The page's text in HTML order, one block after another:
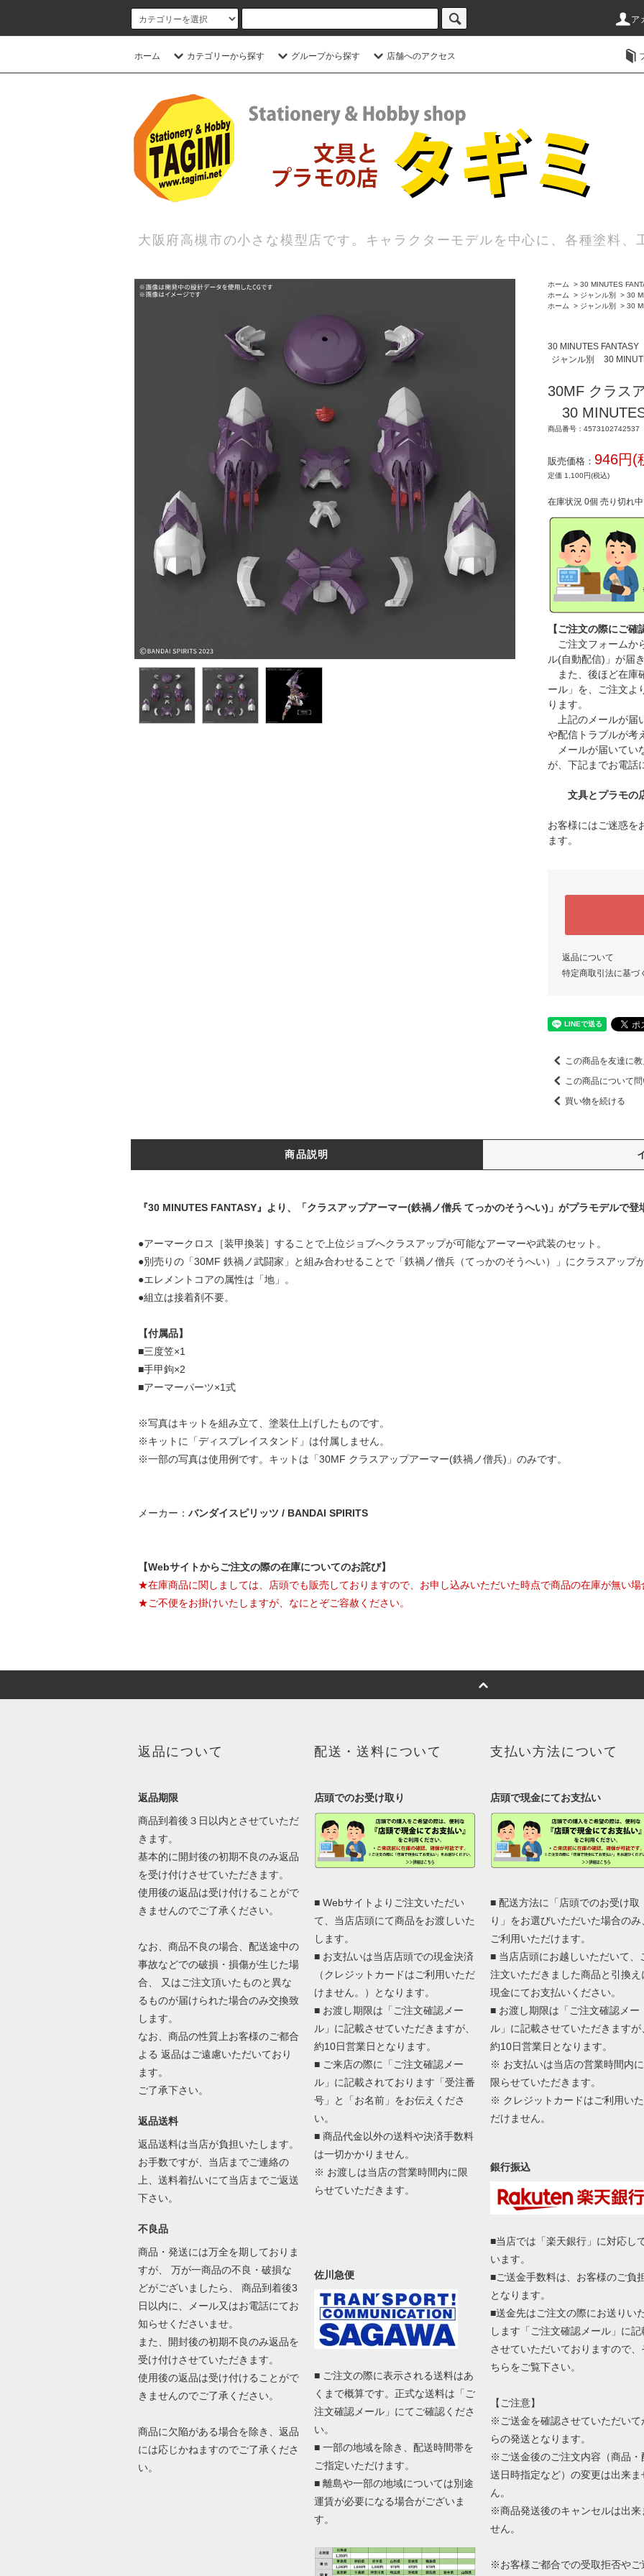
ア
ホーム カテゴリーから探す グループから探す 店舗へのアクセス
大阪府高槻市の小さな模型店です。キャラクターモデルを中心に、各種塗料、
ホーム > 30 MINUTES
ホーム
> ジャンル別 > 30
ホーム
> ジャンル別 > 30
30 MINUTES FANTASY
ジャンル別
30
30MF クラス
30
商品番号：4573102742537
販売価格： 946円(
定価 1,100円(税込)
在庫状況 0個 売り切れ
【ご注文の際にご確
ご注文フォームか
ル(自動配信)」が届き
また、後ほど在庫
ール」を、ご注文よ
ります。
上記のメールが届
や配信トラブルが考
メールが届いてい
が、下記までお電話
文具とプラモ
お客様にはご迷惑を
ます。
返品について
特定商取引法に基づ
この商品を友達に教
この商品について
買い物を続ける
商品説明
『30 MINUTES FANTASY』より、「クラスアップアーマー(鉄禍ノ僧兵 てっかのそうへい)」がプラモデルで登
●アーマークロス［装甲換装］することで上位ジョブへクラスアップが可能なアーマーや武装のセット。
●別売りの「30MF 鉄禍ノ武闘家」と組み合わせることで「鉄禍ノ僧兵（てっかのそうへい）」にクラスアップが
●エレメントコアの属性は「地」。
●組立は接着剤不要。
【付属品】
■三度笠×1
■手甲鉤×2
■アーマーパーツ×1式
※写真はキットを組み立て、塗装仕上げしたものです。
※キットに「ディスプレイスタンド」は付属しません。
※一部の写真は使用例です。キットは「30MF クラスアップアーマー(鉄禍ノ僧兵)」のみです。
メーカー： バンダイスピリッツ / BANDAI SPIRITS
【Webサイトからご注文の際の在庫についてのお詫び】
★在庫商品に関しましては、店頭でも販売しておりますので、お申し込みいただいた時点で商品の在庫が無い場
★ご不便をお掛けいたしますが、なにとぞご容赦ください。
返品について
返品期限
商品到着後３日以内とさせていただ
きます。
基本的に開封後の初期不良のみ返品
を受け付けさせていただきます。
使用後の返品は受け付けることがで
きませんのでご了承ください。
なお、商品不良の場合、配送途中の
事故などでの破損・損傷が生じた場
合、 又はご注文頂いたものと異な
るものが届けられた場合のみ交換致
します。
なお、商品の性質上お客様のご都合
よる 返品はご遠慮いただいており
ます。
ご了承下さい。
返品送料
返品送料は当店が負担いたします。
お手数ですが、当店までご連絡の
上、送料着払いにて当店までご返送
下さい。
不良品
商品・発送には万全を期しておりま
すが、 万が一商品の不良・破損な
どがございましたら、 商品到着後3
日以内に、メール又はお電話にてお
知らせくださいませ。
また、開封後の初期不良のみ返品を
受け付けさせていただきます。
使用後の返品は受け付けることがで
きませんのでご了承ください。
商品に欠陥がある場合を除き、返品
には応じかねますのでご了承くださ
い。
配送・送料について
店頭でのお受け取り
■ Webサイトよりご注文いただい
て、当店店頭にて商品をお渡しいた
します。
■ お支払いは当店店頭での現金決済
（クレジットカードはご利用いただ
けません。）となります。
■ お渡し期限は「ご注文確認メー
ル」に記載させていただきますが、
約10日営業日となります。
■ ご来店の際に「ご注文確認メー
ル」に記載されております「受注番
号」と「お名前」をお伝えくださ
い。
■ 商品代金以外の送料や決済手数料
は一切かかりません。
※ お渡しは当店の営業時間内に限
らせていただきます。
佐川急便
■ ご注文の際に表示される送料はあ
くまで概算です。正式な送料は「ご
注文確認メール」にてご確認くださ
い。
■ 一部の地域を除き、配送時間帯を
ご指定いただけます。
■ 離島や一部の地域については別途
運賃が必要になる場合がございま
す。
支払い方法について
店頭で現金にてお支払い
■ 配送方法に「店頭でのお受け取
り」をお選びいただいた場合のみ
ご利用いただけます。
■ 当店店頭にお越しいただいて、
注文いただきました商品と引換え
現金にてお支払いください。
■ お渡し期限は「ご注文確認メー
ル」に記載させていただきますが
約10日営業日となります。
※ お支払いは当店の営業時間内に
限らせていただきます。
※ クレジットカードはご利用いた
だけません。
銀行振込
■当店では「楽天銀行」に対応し
います。
■ご送金手数料は、お客様のご負
となります。
■送金先はご注文の際にお送りい
します「ご注文確認メール」に記
させていただいておりますので、
ちらをご覧下さい。
【ご注意】
※ご送金を確認させていただいて
らの発送となります。
※ご送金後のご注文内容（商品・
送日時指定など）の変更は出来ま
ん。
※商品発送後のキャンセルは出来
せん。
※お客様ご都合での受取拒否やご